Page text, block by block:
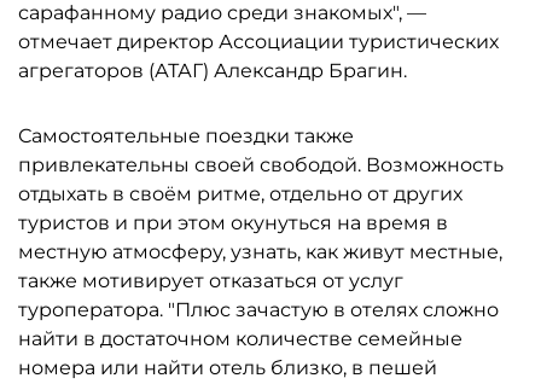
сарафанному радио среди знакомых", —
отмечает директор Ассоциации туристических
агрегаторов (АТАГ) Александр Брагин.
Самостоятельные поездки также
привлекательны своей свободой. Возможность
отдыхать в своём ритме, отдельно от других
туристов и при этом окунуться на время в
местную атмосферу, узнать, как живут местные,
также мотивирует отказаться от услуг
туроператора. "Плюс зачастую в отелях сложно
найти в достаточном количестве семейные
номера или найти отель близко, в пешей